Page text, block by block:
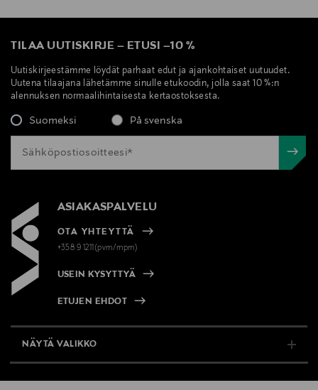
TILAA UUTISKIRJE – ETUSI –10 %
Uutiskirjeestämme löydät parhaat edut ja ajankohtaiset uutuudet.
Uutena tilaajana lähetämme sinulle etukoodin, jolla saat 10 %:n
alennuksen normaalihintaisesta kertaostoksesta.
Suomeksi På svenska
ASIAKASPALVELU
OTA YHTEYTTÄ
+358 9 1211(pvm/mpm)
USEIN KYSYTTYÄ
ETUJEN EHDOT
NÄYTÄ VALIKKO